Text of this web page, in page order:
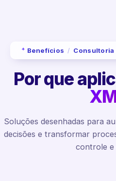
Benefícios /
Por que
Soluções desenhadas para
decisões e transformar
controle e